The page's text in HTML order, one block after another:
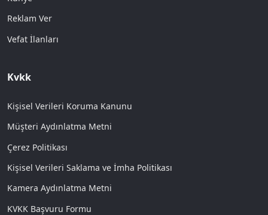
Reklam Ver
Vefat İlanları
Kvkk
Kişisel Verileri Koruma Kanunu
Müşteri Aydınlatma Metni
Çerez Politikası
Kişisel Verileri Saklama ve İmha Politikası
Kamera Aydınlatma Metni
KVKK Başvuru Formu